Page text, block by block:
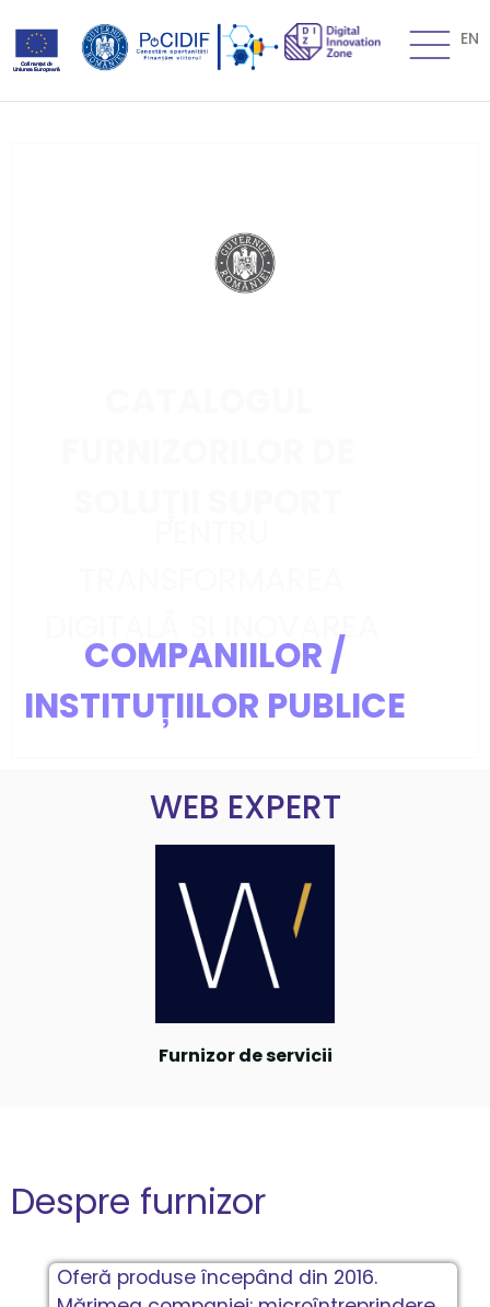
EN
DIGITALĂ ȘI INOVAREA
COMPANIILOR /
INSTITUȚIILOR PUBLICE
WEB EXPERT
Furnizor de servicii
Despre furnizor
Oferă produse începând din 2016.